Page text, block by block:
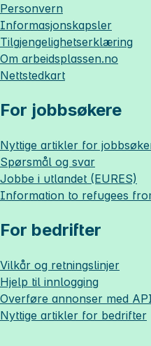
Personvern
Informasjonskapsler
Tilgjengelighetserklæring
Om arbeidsplassen.no
Nettstedkart
For jobbsøkere
Nyttige artikler for
Spørsmål og svar
Jobbe i utlandet (EURES)
Information to refugees
For bedrifter
Vilkår og retningslinjer
Hjelp til innlogging
Overføre annonser med
Nyttige artikler for bedrifter